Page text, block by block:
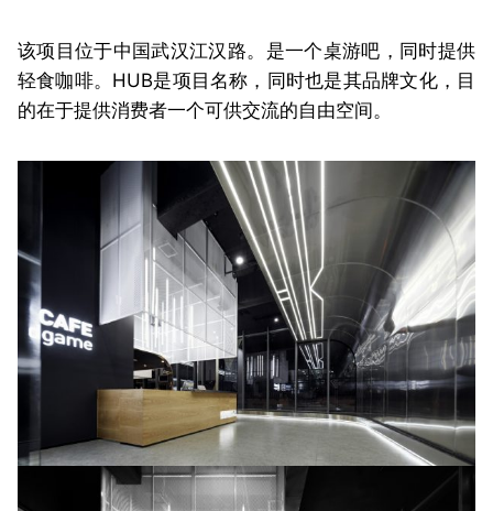
该项目位于中国武汉江汉路。是一个桌游吧，同时提供
轻食咖啡。HUB是项目名称，同时也是其品牌文化，目
的在于提供消费者一个可供交流的自由空间。